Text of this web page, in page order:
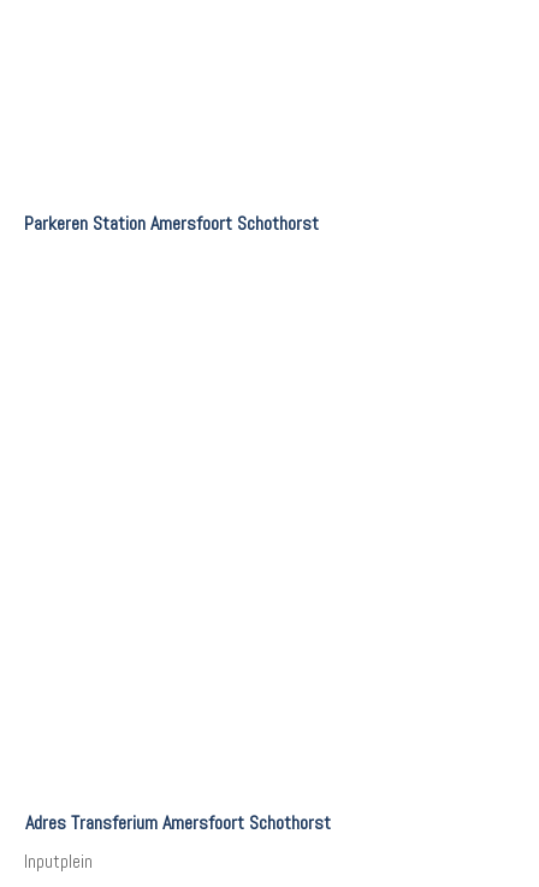
Parkeren Station Amersfoort Schothorst
Adres Transferium Amersfoort Schothorst
Inputplein